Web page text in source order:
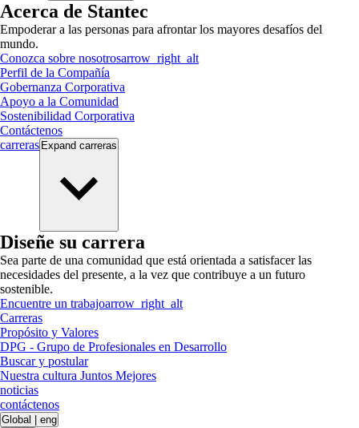
Acerca de Stantec
Empoderar a las personas para afrontar los mayores desafíos del
mundo.
Conozca sobre nosotrosarrow_right_alt
Perfil de la Compañía
Gobernanza Corporativa
Apoyo a la Comunidad
Sostenibilidad Corporativa
Contáctenos
carreras Expand carreras
Diseñe su carrera
Sea parte de una comunidad que está orientada a satisfacer las
necesidades del presente, a la vez que contribuye a un futuro
sostenible.
Encuentre un trabajoarrow_right_alt
Carreras
Propósito y Valores
DPG - Grupo de Profesionales en Desarrollo
Buscar y postular
Nuestra cultura Juntos Mejores
noticias
contáctenos
Global
eng